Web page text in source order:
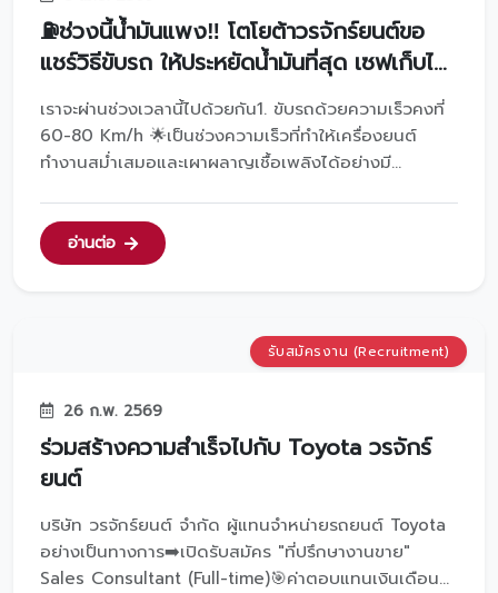
⛽️ช่วงนี้น้ำมันแพง‼️ โตโยต้าวรจักร์ยนต์ขอ
แชร์วิธีขับรถ ให้ประหยัดน้ำมันที่สุด เซฟเก็บไว้
ทำตามได้เลย
เราจะผ่านช่วงเวลานี้ไปด้วยกัน1. ขับรถด้วยความเร็วคงที่
60-80 Km/h 🌟เป็นช่วงความเร็วที่ทำให้เครื่องยนต์
ทำงานสม่ำเสมอและเผาผลาญเชื้อเพลิงได้อย่างมี
หรือเกียร์ N จะลดการจ่ายน้ำมันเข้าสู่เครื่องยนต์ ยิ่งเวลา
ที่รถติดหนักๆ วิธีการนี้จะยิ่งเห็นผล3. ตรว...
อ่านต่อ
รับสมัครงาน (Recruitment)
26 ก.พ. 2569
ร่วมสร้างความสำเร็จไปกับ Toyota วรจักร์
ยนต์
บริษัท วรจักร์ยนต์ จำกัด ผู้แทนจำหน่ายรถยนต์ Toyota
อย่างเป็นทางการ➡️เปิดรับสมัคร "ที่ปรึกษางานขาย"
Sales Consultant (Full-time)🎯ค่าตอบแทนเงินเดือน